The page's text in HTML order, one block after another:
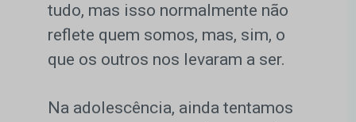
tudo, mas isso normalmente não
reflete quem somos, mas, sim, o
que os outros nos levaram a ser.
Na adolescência, ainda tentamos